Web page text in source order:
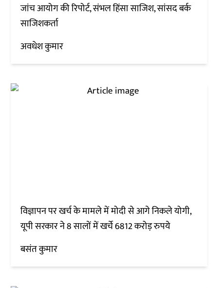
जांच आयोग की रिपोर्ट, संभल हिंसा साजिश, सांसद बर्क
साजिशकर्ता
अवधेश कुमार
विज्ञापन पर खर्च के मामले में मोदी से आगे निकले योगी,
यूपी सरकार ने 8 सालों में खर्चे 6812 करोड़ रुपये
बसंत कुमार